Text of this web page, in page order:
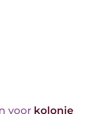
voor kolonie